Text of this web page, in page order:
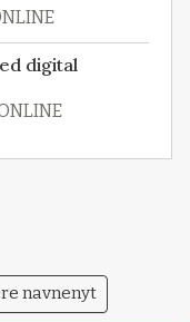
digital
navnenyt